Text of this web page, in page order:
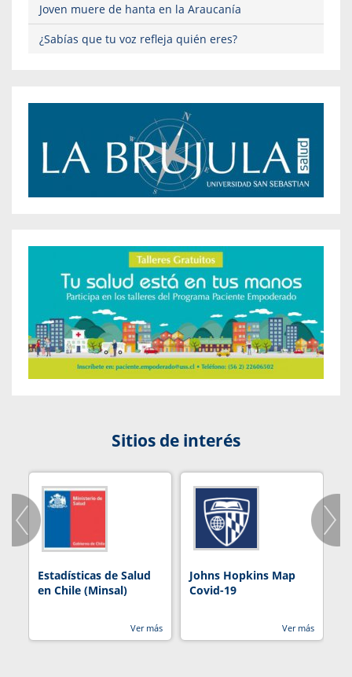
Joven muere de hanta en la Araucanía
¿Sabías que tu voz refleja quién eres?
Sitios de interés
Estadísticas de Salud
en Chile (Minsal)
Ver más
Johns Hopkins Map
Covid-19
Ver más